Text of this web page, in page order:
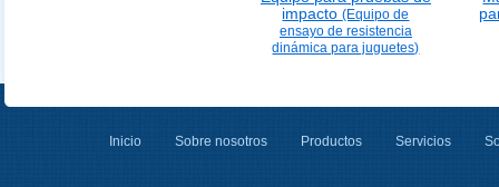
impacto(Equipo de
ensayo de resistencia
dinámica para juguetes)
Inicio Sobre nosotros Productos Servicios